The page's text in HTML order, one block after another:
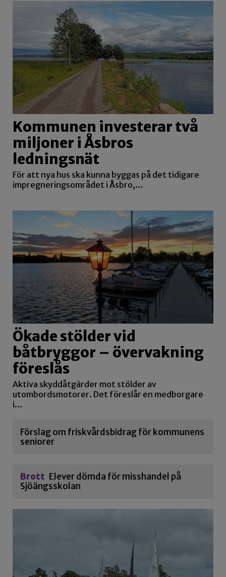
Kommunen investerar två
miljoner i Åsbros
ledningsnät
För att nya hus ska kunna byggas på det tidigare
impregneringsområdet i Åsbro,…
Ökade stölder vid
båtbryggor – övervakning
föreslås
Aktiva skyddåtgärder mot stölder av
utombordsmotorer. Det föreslår en medborgare
i…
Förslag om friskvårdsbidrag för kommunens
seniorer
Brott Elever dömda för misshandel på
Sjöängsskolan